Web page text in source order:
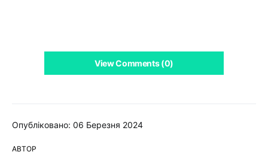
Опубліковано: 06 Березня 2024
АВТОР
View Comments (0)